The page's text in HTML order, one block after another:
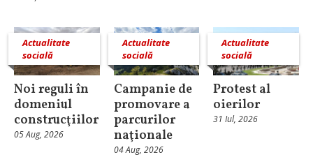
Actualitate
socială
Noi reguli în
domeniul
construcţiilor
05 Aug, 2026
Actualitate
socială
Campanie de
promovare a
parcurilor
naţionale
04 Aug, 2026
Actualitate
socială
Protest al
oierilor
31 Iul, 2026